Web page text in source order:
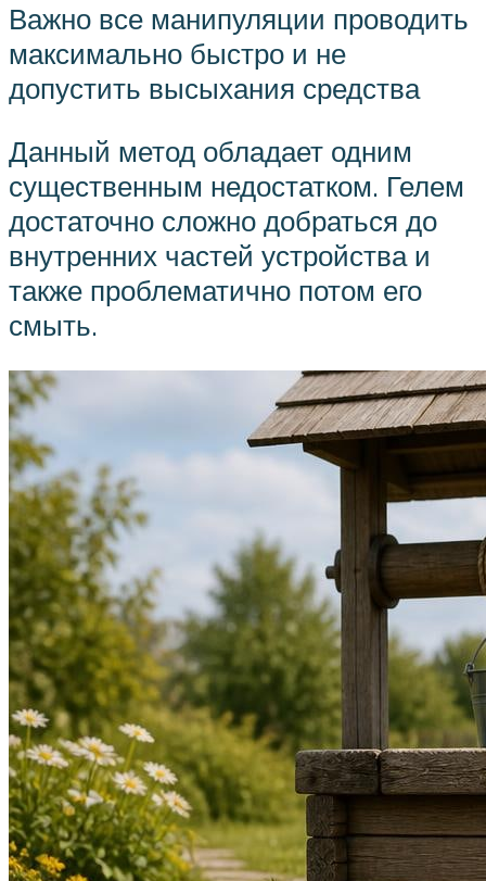
Важно все манипуляции проводить
максимально быстро и не
допустить высыхания средства
Данный метод обладает одним
существенным недостатком. Гелем
достаточно сложно добраться до
внутренних частей устройства и
также проблематично потом его
смыть.